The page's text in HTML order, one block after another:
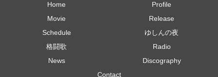
Home
Profile
Movie
Release
Schedule
ゆしんの夜
格闘歌
Radio
News
Discography
Contact